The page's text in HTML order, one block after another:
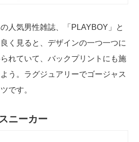
人気男性雑誌、「PLAYBOY」と
く見ると、デザインの一つ一つに
れていて、バックプリントにも施
う。ラグジュアリーでゴージャス
です。
ニーカー